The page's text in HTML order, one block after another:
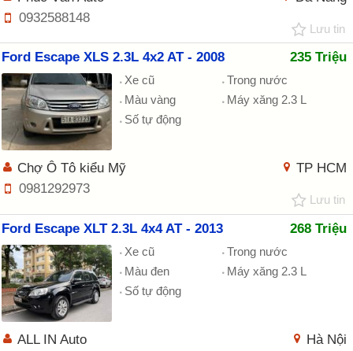
0932588148
Lưu tin
Ford Escape XLS 2.3L 4x2 AT - 2008 235 Triệu
Xe cũ
Trong nước
Màu vàng
Máy xăng 2.3 L
Số tự động
TP HCM
Chợ Ô Tô kiểu Mỹ
0981292973
Lưu tin
Ford Escape XLT 2.3L 4x4 AT - 2013 268 Triệu
Xe cũ
Trong nước
Màu đen
Máy xăng 2.3 L
Số tự động
Hà Nội
ALL IN Auto